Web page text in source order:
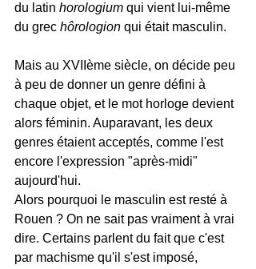
du latin horologium qui vient lui-même
du grec hôrologion qui était masculin.
Mais au XVIIème siècle, on décide peu
à peu de donner un genre défini à
chaque objet, et le mot horloge devient
alors féminin. Auparavant, les deux
genres étaient acceptés, comme l'est
encore l'expression "après-midi"
aujourd'hui.
Alors pourquoi le masculin est resté à
Rouen ? On ne sait pas vraiment à vrai
dire. Certains parlent du fait que c'est
par machisme qu'il s'est imposé,